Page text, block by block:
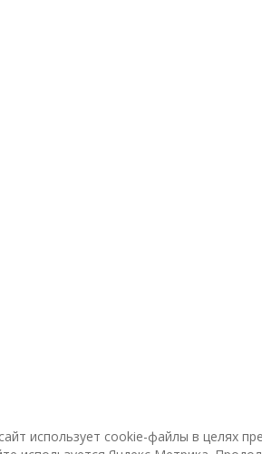
использует cookie-файлы в целях